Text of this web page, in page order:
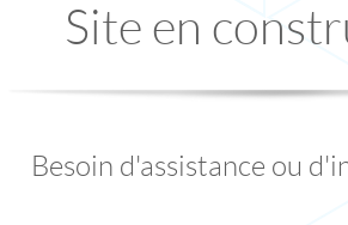
Site en
Besoin d'assistance ou